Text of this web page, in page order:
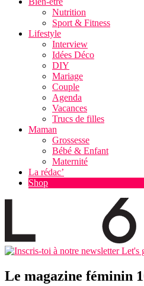
Nutrition
Sport & Fitness
Lifestyle
Interview
Idées Déco
DIY
Mariage
Couple
Agenda
Vacances
Trucs de filles
Maman
Grossesse
Bébé & Enfant
Maternité
La rédac’
Shop
Let's
Le magazine féminin